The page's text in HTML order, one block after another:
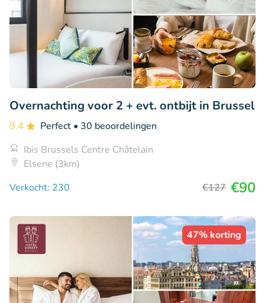
Overnachting voor 2 + evt. ontbijt in Brussel
9.4 Perfect • 30 beoordelingen
Ibis Brussels Centre Châtelain
Elsene (3km)
Verkocht: 230
€127 €90
47% korting